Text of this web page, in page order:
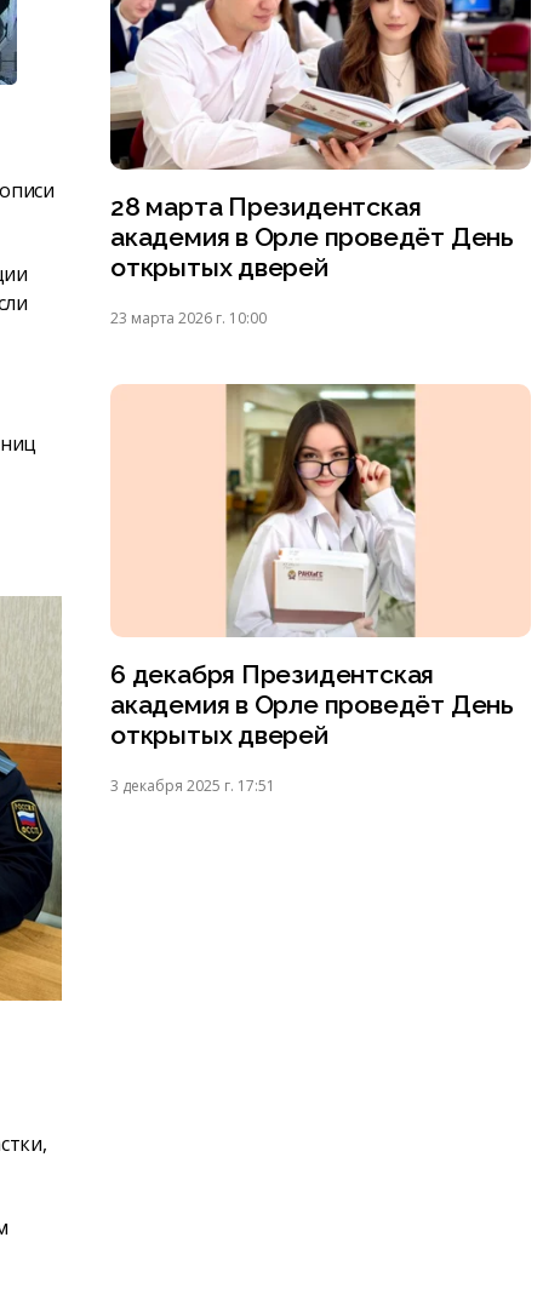
28 марта Президентская
академия в Орле проведёт День
открытых дверей
23 марта 2026 г. 10:00
6 декабря Президентская
академия в Орле проведёт День
открытых дверей
3 декабря 2025 г. 17:51